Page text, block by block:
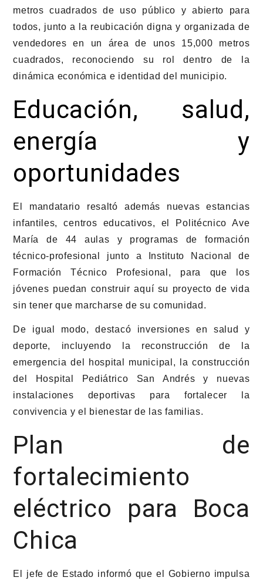
metros cuadrados de uso público y abierto para
todos, junto a la reubicación digna y organizada de
vendedores en un área de unos 15,000 metros
cuadrados, reconociendo su rol dentro de la
dinámica económica e identidad del municipio.
Educación, salud,
energía y
oportunidades
El mandatario resaltó además nuevas estancias
infantiles, centros educativos, el Politécnico Ave
María de 44 aulas y programas de formación
técnico-profesional junto a
Instituto Nacional de
Formación Técnico Profesional , para que los
jóvenes puedan construir aquí su proyecto de vida
sin tener que marcharse de su comunidad.
De igual modo, destacó inversiones en salud y
deporte, incluyendo la reconstrucción de la
emergencia del hospital municipal, la construcción
del Hospital Pediátrico San Andrés y nuevas
instalaciones deportivas para fortalecer la
convivencia y el bienestar de las familias.
Plan de
fortalecimiento
eléctrico para Boca
Chica
El jefe de Estado informó que el Gobierno impulsa